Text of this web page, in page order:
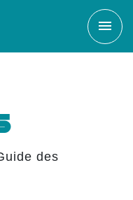
menu
des